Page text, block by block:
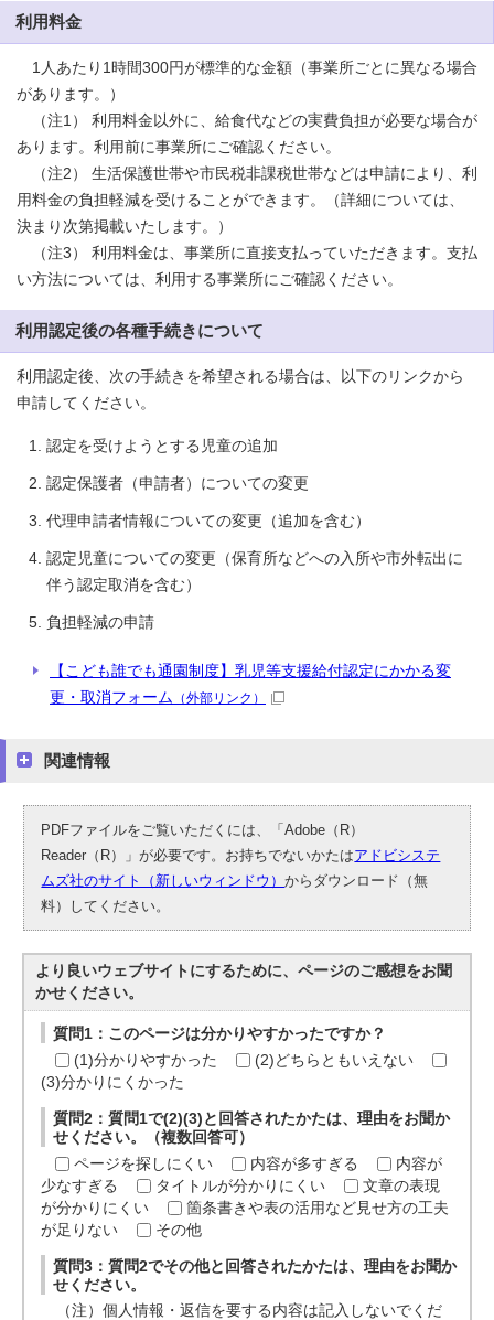
利用料金
1人あたり1時間300円が標準的な金額（事業所ごとに異なる場合
があります。）
（注1） 利用料金以外に、給食代などの実費負担が必要な場合が
あります。利用前に事業所にご確認ください。
（注2） 生活保護世帯や市民税非課税世帯などは申請により、利
用料金の負担軽減を受けることができます。（詳細については、
決まり次第掲載いたします。）
（注3） 利用料金は、事業所に直接支払っていただきます。支払
い方法については、利用する事業所にご確認ください。
利用認定後の各種手続きについて
利用認定後、次の手続きを希望される場合は、以下のリンクから
申請してください。
認定を受けようとする児童の追加
認定保護者（申請者）についての変更
代理申請者情報についての変更（追加を含む）
認定児童についての変更（保育所などへの入所や市外転出に
伴う認定取消を含む）
負担軽減の申請
【こども誰でも通園制度】乳児等支援給付認定にかかる変
更・取消フォーム （外部リンク）
関連情報
PDFファイルをご覧いただくには、「Adobe（R）
Reader（R）」が必要です。お持ちでないかたはアドビシステ
ムズ社のサイト（新しいウィンドウ）からダウンロード（無
料）してください。
より良いウェブサイトにするために、ページのご感想をお聞
かせください。
質問1：このページは分かりやすかったですか？
(1)分かりやすかった
(2)どちらともいえない
(3)分かりにくかった
質問2：質問1で(2)(3)と回答されたかたは、理由をお聞か
せください。（複数回答可）
ページを探しにくい
内容が多すぎる
内容が
少なすぎる
タイトルが分かりにくい
文章の表現
が分かりにくい
箇条書きや表の活用など見せ方の工夫
が足りない
その他
質問3：質問2でその他と回答されたかたは、理由をお聞か
せください。
（注）個人情報・返信を要する内容は記入しないでくだ